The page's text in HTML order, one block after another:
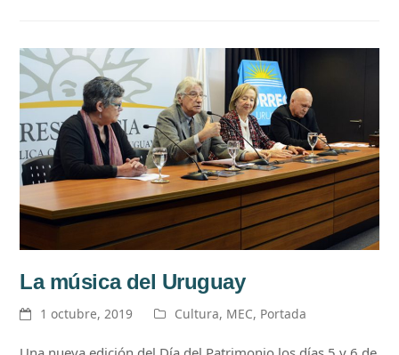
La música del Uruguay
1 octubre, 2019 Cultura, MEC, Portada